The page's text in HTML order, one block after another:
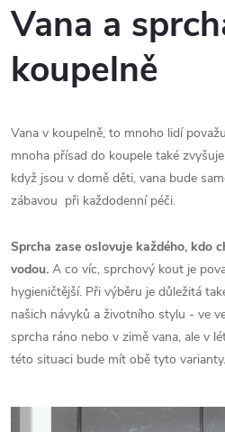
Vana a
koupelně
Vana v koupelně, to mnoho lidí
mnoha přísad do koupele také
když jsou v domě děti, vana bude
zábavou při každodenní péči.
Sprcha zase oslovuje každého, kdo
vodou. A co víc, sprchový kout je
hygieničtější. Při výběru je důležitá
našich návyků a životního stylu - ve
sprcha ráno nebo v zimě vana, ale v
této situaci bude mít obě tyto varianty.